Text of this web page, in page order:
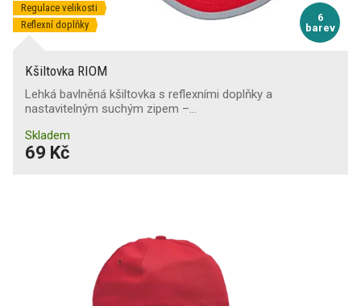
6
barev
Regulace velikosti
Reflexní doplňky
Kšiltovka RIOM
Lehká bavlněná kšiltovka s reflexními doplňky a
nastavitelným suchým zipem –…
Skladem
69 Kč